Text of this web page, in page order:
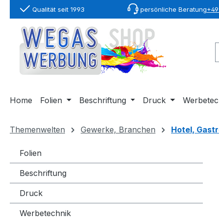
Zur Hauptnavigation springen
Qualität seit 1993 persönliche Beratung+49
Home Folien Beschriftung Druck
Themenwelten Gewerke, Branchen Hotel,
Folien
Beschriftung
Druck
Werbetechnik